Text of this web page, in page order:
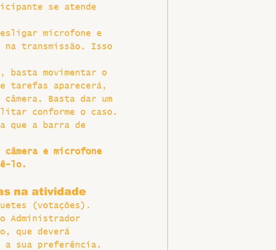
se atende
microfone e
na transmissão. Isso
basta movimentar o
tarefas aparecerá,
Basta dar um
conforme o caso.
que a barra de
e microfone
lo.
na atividade
(votações).
o Administrador
que deverá
a sua preferência.